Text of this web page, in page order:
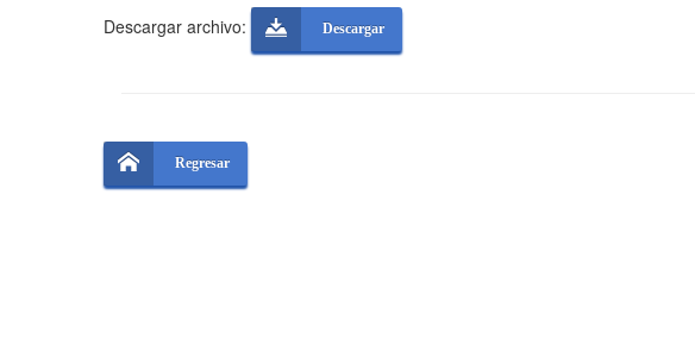
Descargar archivo: Descargar
Regresar